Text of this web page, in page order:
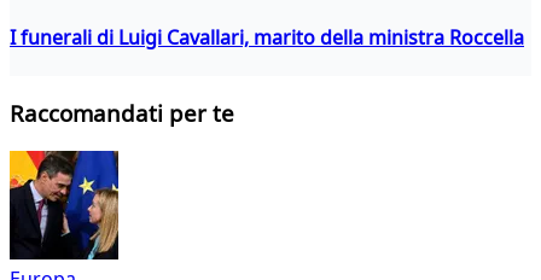
I funerali di Luigi Cavallari, marito della ministra Roccella
Raccomandati per te